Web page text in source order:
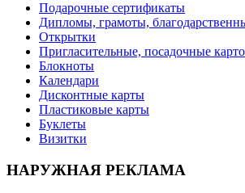
Подарочные сертификаты
Дипломы, грамоты,
Открытки
Пригласительные, посадочные
Блокноты
Календари
Дисконтные карты
Пластиковые карты
Буклеты
Визитки
НАРУЖНАЯ РЕКЛАМА